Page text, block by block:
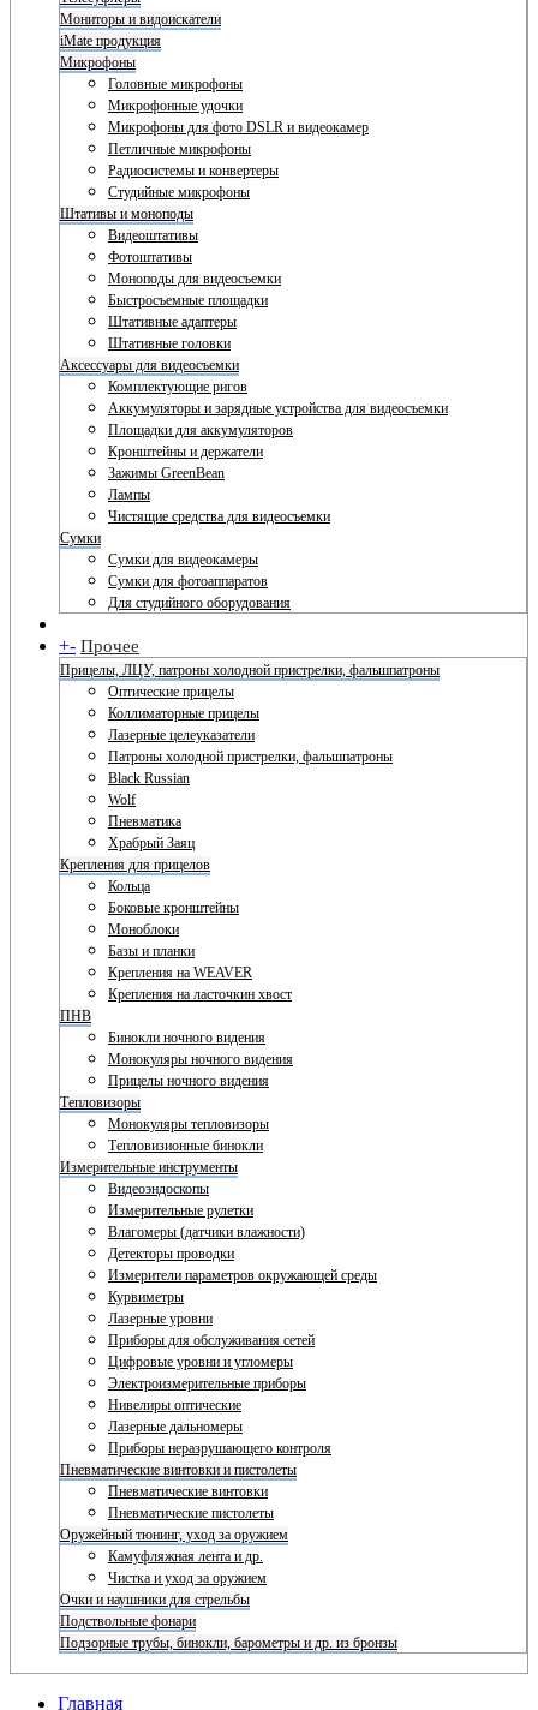
Мониторы и видоискатели
iMate продукция
Микрофоны
Головные микрофоны
Микрофонные удочки
Микрофоны для фото DSLR и видеокамер
Петличные микрофоны
Радиосистемы и конвертеры
Студийные микрофоны
Штативы и моноподы
Видеоштативы
Фотоштативы
Моноподы для видеосъемки
Быстросъемные площадки
Штативные адаптеры
Штативные головки
Аксессуары для видеосъемки
Комплектующие ригов
Аккумуляторы и зарядные устройства для видеосъемки
Площадки для аккумуляторов
Кронштейны и держатели
Зажимы GreenBean
Лампы
Чистящие средства для видеосъемки
Сумки
Сумки для видеокамеры
Сумки для фотоаппаратов
Для студийного оборудования
+- Прочее
Прицелы, ЛЦУ, патроны холодной пристрелки, фальшпатроны
Оптические прицелы
Коллиматорные прицелы
Лазерные целеуказатели
Патроны холодной пристрелки, фальшпатроны
Black Russian
Wolf
Пневматика
Храбрый Заяц
Крепления для прицелов
Кольца
Боковые кронштейны
Моноблоки
Базы и планки
Крепления на WEAVER
Крепления на ласточкин хвост
ПНВ
Бинокли ночного видения
Монокуляры ночного видения
Прицелы ночного видения
Тепловизоры
Монокуляры тепловизоры
Тепловизионные бинокли
Измерительные инструменты
Видеоэндоскопы
Измерительные рулетки
Влагомеры (датчики влажности)
Детекторы проводки
Измерители параметров окружающей среды
Курвиметры
Лазерные уровни
Приборы для обслуживания сетей
Цифровые уровни и угломеры
Электроизмерительные приборы
Нивелиры оптические
Лазерные дальномеры
Приборы неразрушающего контроля
Пневматические винтовки и пистолеты
Пневматические винтовки
Пневматические пистолеты
Оружейный тюнинг, уход за оружием
Камуфляжная лента и др.
Чистка и уход за оружием
Очки и наушники для стрельбы
Подствольные фонари
Подзорные трубы, бинокли, барометры и др. из бронзы
Главная